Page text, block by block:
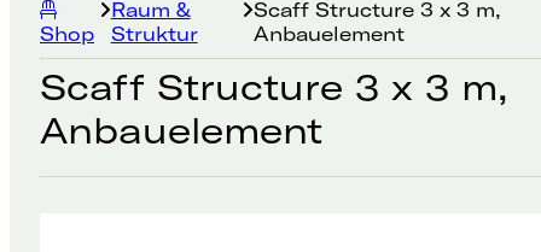
Shop
Raum &
Struktur
Scaff Structure 3 x 3 m,
Anbauelement
Scaff Structure 3 x 3 m,
Anbauelement